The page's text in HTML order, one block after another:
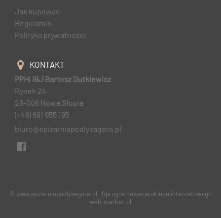
Jak kupować
Regulamin
Polityka prywatności
KONTAKT
PPHI IBJ Bartosz Dutkiewicz
Rynek 24
26-006 Nowa Słupia
(+48) 691 955 195
biuro@spizarniapodlysagora.pl
© www.spizarniapodlysagora.pl Oprogramowanie sklepu internetowego
web-market.pl